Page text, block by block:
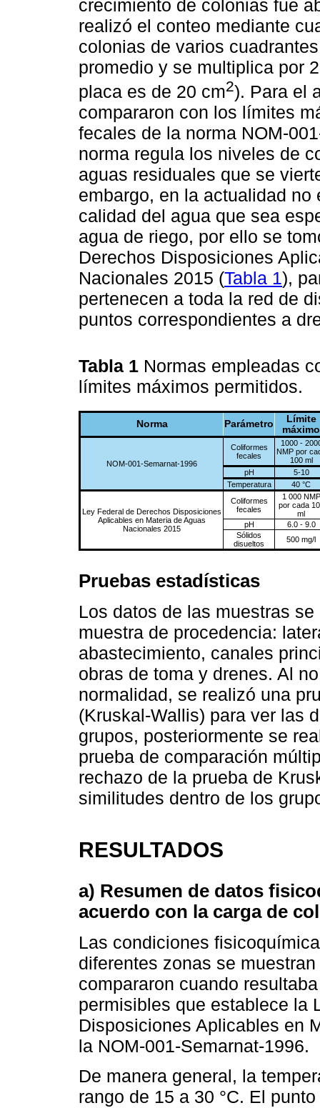
crecimiento de colonias fue
realizó el conteo mediante
colonias de varios
promedio y se multiplica por
placa es de 20 cm2). Para el
compararon con los límites
fecales de la norma NOM-
norma regula los niveles de
aguas residuales que se
embargo, en la actualidad
calidad del agua que sea
agua de riego, por ello se
Derechos Disposiciones
Nacionales 2015 (Tabla 1),
pertenecen a toda la red de
puntos correspondientes a
Tabla 1 Normas empleadas
límites máximos permitidos.
Norma Parámetro
Límite
máximo
NOM-001-Semarnat-1996
Coliformes
fecales
1000 -
NMP por
100 ml
pH
5-10
Temperatura
40 °C
Ley Federal de Derechos Disposiciones
Aplicables en Materia de Aguas
Nacionales 2015
Coliformes
fecales
1 000 NMP
por cada
ml
pH
6.0 - 9.0
Sólidos
disueltos
500 mg/l
Pruebas estadísticas
Los datos de las muestras
muestra de procedencia:
abastecimiento, canales
obras de toma y drenes. Al
normalidad, se realizó una
(Kruskal-Wallis) para ver las
grupos, posteriormente se
prueba de comparación
rechazo de la prueba de
similitudes dentro de los
RESULTADOS
a) Resumen de datos
acuerdo con la carga de
Las condiciones
diferentes zonas se
compararon cuando
permisibles que establece la
Disposiciones Aplicables en
la NOM-001-Semarnat-1996.
De manera general, la
rango de 15 a 30 °C. El